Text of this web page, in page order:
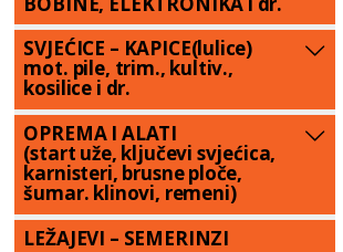
SVJEĆICE – KAPICE(lulice)
mot. pile, trim., kultiv.,
kosilice i dr.
OPREMA I ALATI
(start uže, ključevi svjećica,
karnisteri, brusne ploče,
šumar. klinovi, remeni)
LEŽAJEVI – SEMERINZI